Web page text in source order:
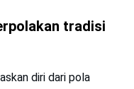
tradisi
diri dari pola